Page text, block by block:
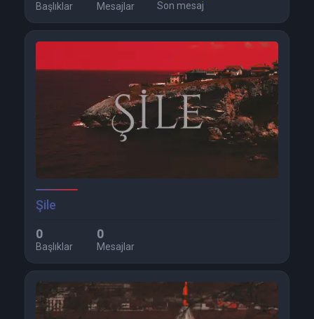
Başlıklar Mesajlar
Son mesaj
Şile
0
Başlıklar
0
Mesajlar